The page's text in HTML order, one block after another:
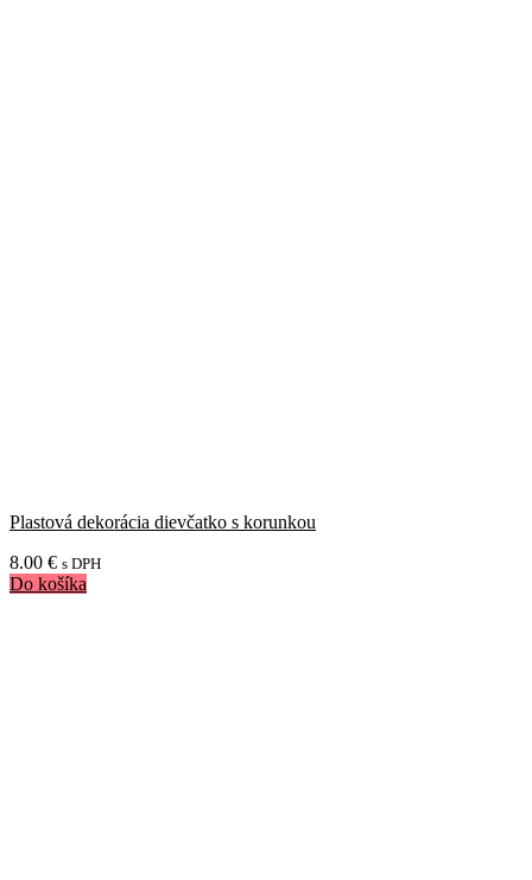
Plastová dekorácia dievčatko s korunkou
8.00 € s DPH
Do košíka